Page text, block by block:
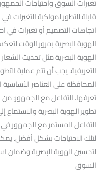
تغيرات السوق واحتياجات
قابلة للتطور لمواكبة
اتجاهات التصميم أو تغيرات في
الهوية البصرية بمرور الوقت
الهوية البصرية مثل تحديث الشعار
التعريفية. يجب أن تتم عملية
المحافظة على العناصر الأساسية
تعرفها. التفاعل مع الجمهور:
تطوير الهوية البصرية
التفاعل المستمر مع الجمهور
لتلك الاحتياجات بشكل أفضل.
لتحسين الهوية البصرية وضمان
السوق